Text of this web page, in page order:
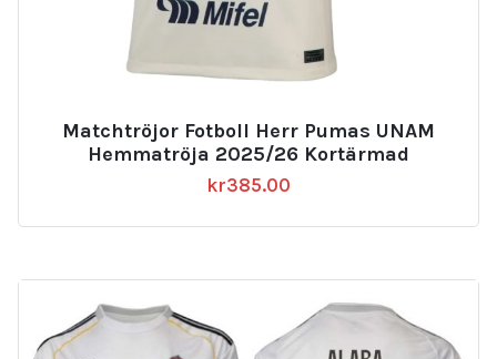
Matchtröjor Fotboll Herr Pumas UNAM
Hemmatröja 2025/26 Kortärmad
kr385.00